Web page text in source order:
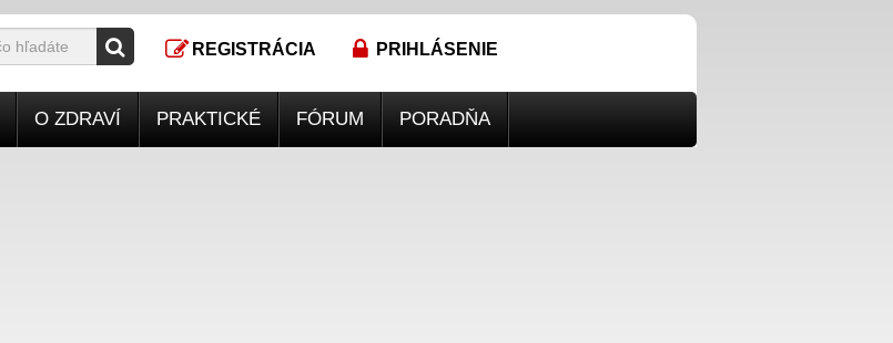
REGISTRÁCIA PRIHLÁSENIE
O ZDRAVÍ PRAKTICKÉ FÓRUM PORADŇA